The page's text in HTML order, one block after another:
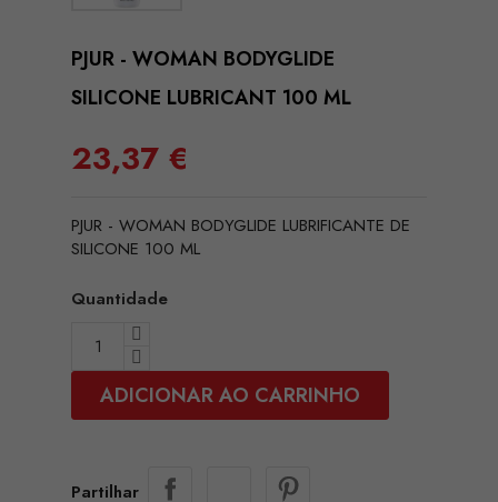
PJUR - WOMAN BODYGLIDE
SILICONE LUBRICANT 100 ML
23,37 €
PJUR - WOMAN BODYGLIDE LUBRIFICANTE DE
SILICONE 100 ML
Quantidade
ADICIONAR AO CARRINHO
Partilhar